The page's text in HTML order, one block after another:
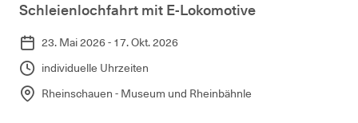
Schleienlochfahrt mit E-Lokomotive
23. Mai 2026 - 17. Okt. 2026
individuelle Uhrzeiten
Rheinschauen - Museum und Rheinbähnle